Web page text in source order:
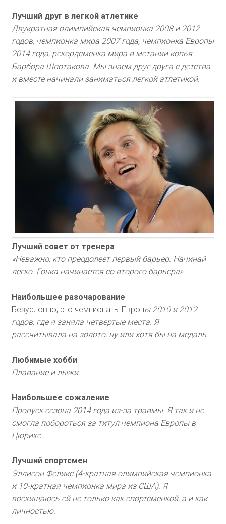
Лучший друг в легкой атлетике
Двукратная олимпийская чемпионка 2008 и 2012
годов, чемпионка мира 2007 года, чемпионка Европы
2014 года, рекордсменка мира в метании копья
Барбора Шпотакова. Мы знаем друг друга с детства
и вместе начинали заниматься легкой атлетикой.
Лучший совет от тренера
«Неважно, кто преодолеет первый барьер. Начинай
легко. Гонка начинается со второго барьера».
Наибольшее разочарование
Безусловно, это чемпионаты Европы 2010 и 2012
годов, где я заняла четвертые места. Я
рассчитывала на золото, ну или хотя бы на медаль.
Любимые хобби
Плавание и лыжи.
Наибольшее сожаление
Пропуск сезона 2014 года из-за травмы. Я так и не
смогла побороться за титул чемпиона Европы в
Цюрихе.
Лучший спортсмен
Эллисон Феликс (4-кратная олимпийская чемпионка
и 10-кратная чемпионка мира из США). Я
восхищаюсь ей не только как спортсменкой, а и как
личностью.